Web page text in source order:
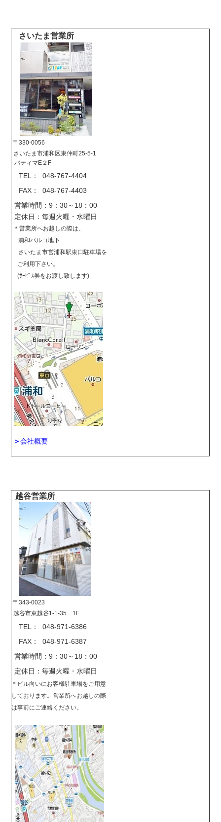
さいたま営業所
〒330-0056
さいたま市浦和区東仲町25-5-1
バティマE２F
TEL： 048-767-4404
FAX： 048-767-4403
営業時間：9：30～18：00
定休日：毎週火曜・水曜日
＊営業所へお越しの際は、
浦和パルコ地下
さいたま市営浦和駅東口駐車場を
ご利用下さい。
(ｻｰﾋﾞｽ券をお渡し致します)
＞会社概要
越谷営業所
〒343-0023
越谷市東越谷1-1-35 1F
TEL： 048-971-6386
FAX： 048-971-6387
営業時間：9：30～18：00
定休日：毎週火曜・水曜日
＊ ビル向いにお客様駐車場をご用意
しております。営業所へお越しの際
は事前に ご連絡ください。